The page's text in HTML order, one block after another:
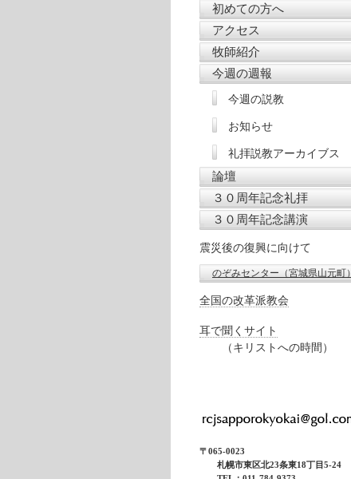
初めての方へ
アクセス
牧師紹介
今週の週報
今週の説教
お知らせ
礼拝説教アーカイブス
論壇
３０周年記念礼拝
３０周年記念講演
震災後の復興に向けて
のぞみセンター（宮城県山元町）
全国の改革派教会
耳で聞くサイト
（キリストへの時間）
〒065-0023
札幌市東区北23条東18丁目5-24